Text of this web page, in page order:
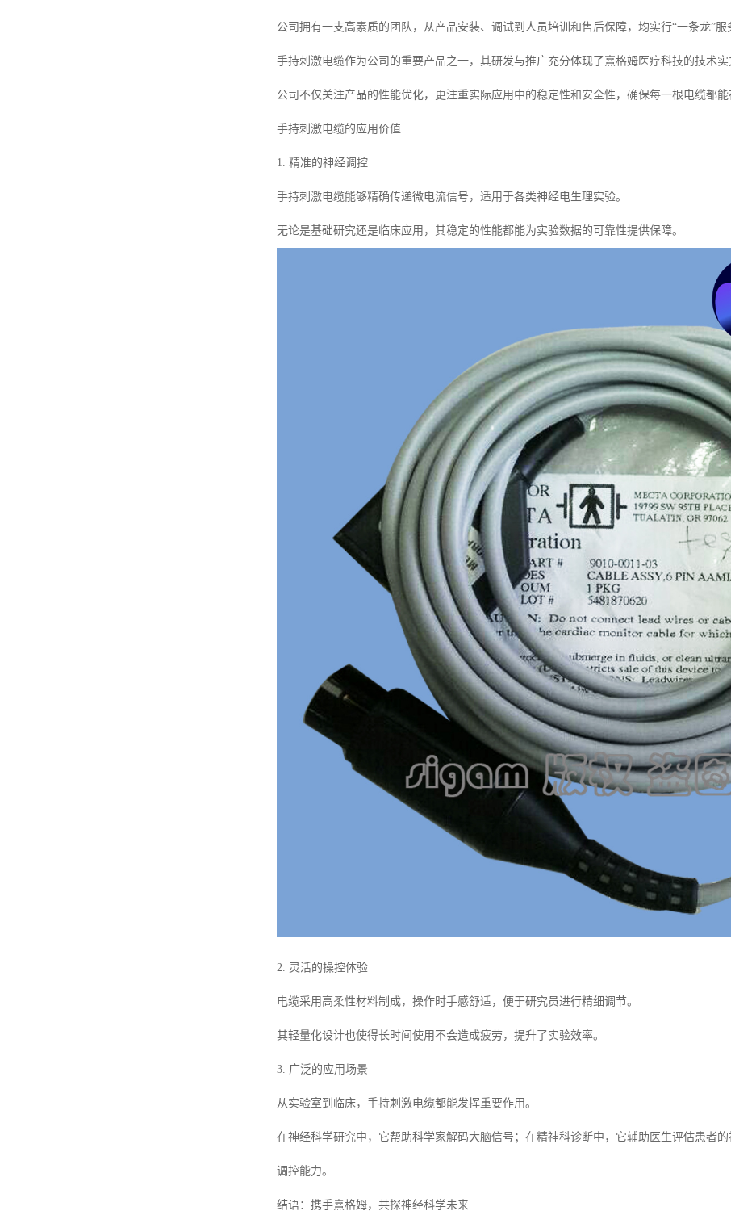
公司拥有一支高素质的团队，从产品安装、调试到人员培训和售后保障，均实行“一条龙”
手持刺激电缆作为公司的重要产品之一，其研发与推广充分体现了熹格姆医疗科技的技术实
公司不仅关注产品的性能优化，更注重实际应用中的稳定性和安全性，确保每一根电缆都能
手持刺激电缆的应用价值
1. 精准的神经调控
手持刺激电缆能够精确传递微电流信号，适用于各类神经电生理实验。
无论是基础研究还是临床应用，其稳定的性能都能为实验数据的可靠性提供保障。
2. 灵活的操控体验
电缆采用高柔性材料制成，操作时手感舒适，便于研究员进行精细调节。
其轻量化设计也使得长时间使用不会造成疲劳，提升了实验效率。
3. 广泛的应用场景
从实验室到临床，手持刺激电缆都能发挥重要作用。
在神经科学研究中，它帮助科学家解码大脑信号；在精神科诊断中，它辅助医生评估患者
调控能力。
结语：携手熹格姆，共探神经科学未来